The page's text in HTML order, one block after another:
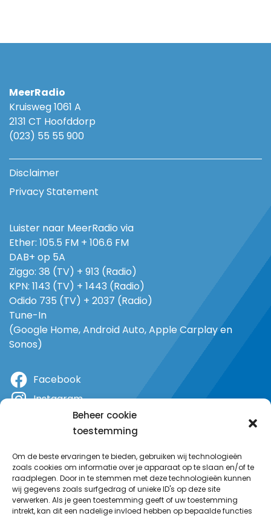
Beheer cookie
toestemming
Om de beste ervaringen te bieden, gebruiken wij technologieën
zoals cookies om informatie over je apparaat op te slaan en/of te
raadplegen. Door in te stemmen met deze technologieën kunnen
wij gegevens zoals surfgedrag of unieke ID's op deze site
verwerken. Als je geen toestemming geeft of uw toestemming
intrekt, kan dit een nadelige invloed hebben op bepaalde functies
MeerRadio
Kruisweg 1061 A
2131 CT Hoofddorp
(023) 55 55 900
Disclaimer
Privacy Statement
Luister naar MeerRadio via
Ether: 105.5 FM + 106.6 FM
DAB+ op 5A
Ziggo: 38 (TV) + 913 (Radio)
KPN: 1143 (TV) + 1443 (Radio)
Odido 735 (TV) + 2037 (Radio)
Tune-In
(Google Home, Android Auto, Apple Carplay en
Sonos)
Facebook
Instagram
YouTube